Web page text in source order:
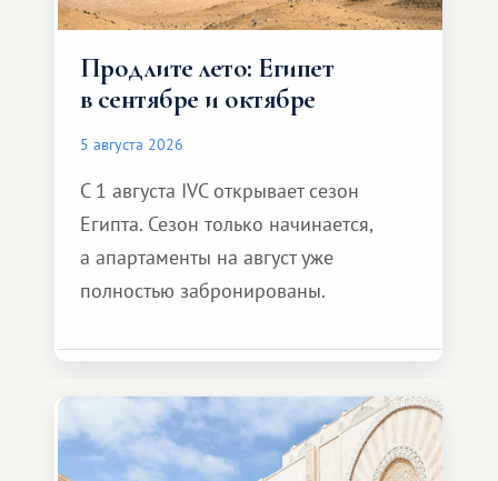
Продлите лето: Египет
в сентябре и октябре
5 августа 2026
С 1 августа IVC открывает сезон
Египта. Сезон только начинается,
а апартаменты на август уже
полностью забронированы.